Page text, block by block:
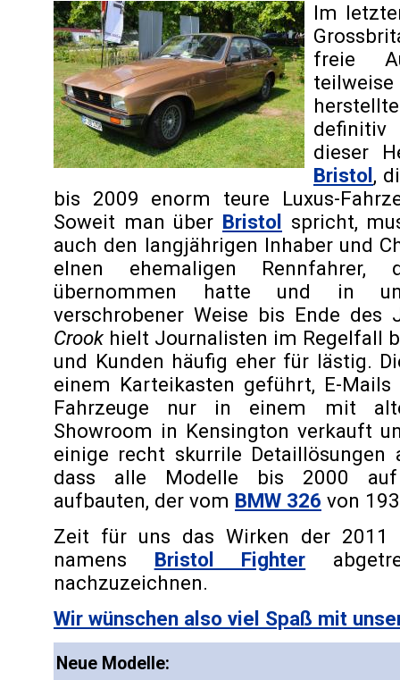
Im
freie
dieser
Bristol ,
bis 2009 enorm teure Luxus-
Soweit man über Bristol
spricht,
auch den langjährigen Inhaber und
eInen ehemaligen
übernommen hatte und in
verschrobener Weise bis Ende
Crookhielt Journalisten im Regelfall
und Kunden häufig eher für lästig.
einem Karteikasten geführt, E-
Fahrzeuge nur in einem mit
Showroom in Kensington verkauft
einige recht skurrile
dass alle Modelle bis 2000 auf
aufbauten, der vom BMW 326 von
Zeit für uns das Wirken der
namens Bristol Fighter
nachzuzeichnen.
Wir wünschen also viel Spaß mit
Neue Modelle: